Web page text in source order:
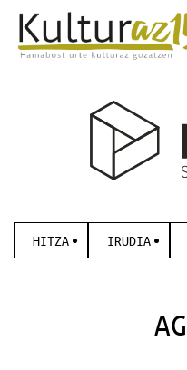
HITZA IRUDIA